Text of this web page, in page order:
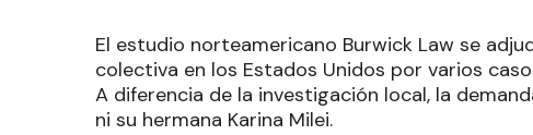
El estudio norteamericano Burwick Law se
colectiva en los Estados Unidos por varios
A diferencia de la investigación local, la
ni su hermana Karina Milei.